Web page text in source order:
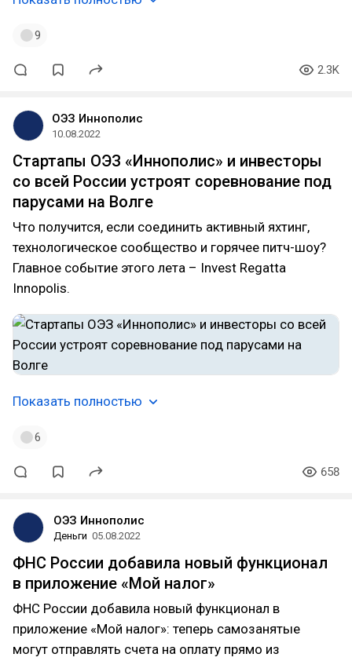
9
2.3K
ОЭЗ Иннополис
10.08.2022
Стартапы ОЭЗ «Иннополис» и инвесторы
со всей России устроят соревнование под
парусами на Волге
Что получится, если соединить активный яхтинг,
технологическое сообщество и горячее питч-шоу?
Главное событие этого лета – Invest Regatta
Innopolis.
Показать полностью
6
658
ОЭЗ Иннополис
Деньги 05.08.2022
ФНС России добавила новый функционал
в приложение «Мой налог»
ФНС России добавила новый функционал в
приложение «Мой налог»: теперь самозанятые
могут отправлять счета на оплату прямо из